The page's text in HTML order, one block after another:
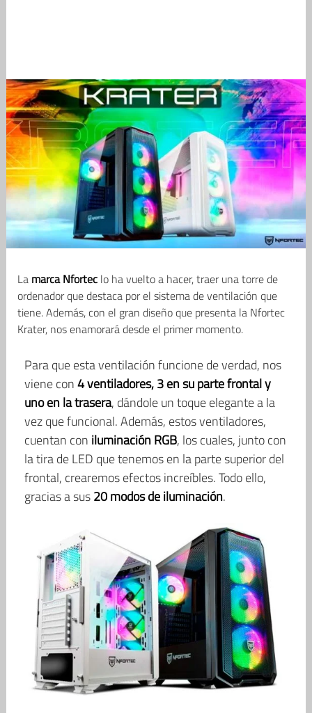
La marca Nforteclo ha vuelto a hacer, traer una torre de
ordenador que destaca por el sistema de ventilación que
tiene. Además, con el gran diseño que presenta la Nfortec
Krater, nos enamorará desde el primer momento.
Para que esta ventilación funcione de verdad, nos
viene con4 ventiladores, 3 en su parte frontal y
uno en la trasera, dándole un toque elegante a la
vez que funcional. Además, estos ventiladores,
cuentan con iluminación RGB, los cuales, junto con
la tira de LED que tenemos en la parte superior del
frontal, crearemos efectos increíbles. Todo ello,
gracias a sus20 modos de iluminación.